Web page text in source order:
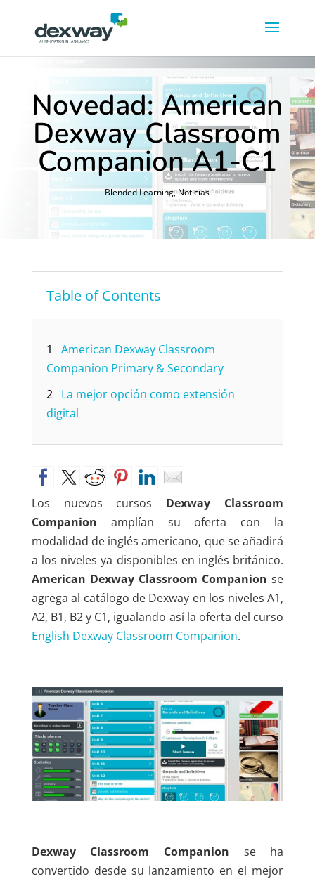
Novedad: American
Dexway Classroom
Companion A1-C1
Blended Learning,Noticias
Table of Contents
1
American Dexway Classroom
Companion Primary & Secondary
2
La mejor opción como extensión
digital
Los nuevos cursos Dexway Classroom
Companion amplían su oferta con la
modalidad de inglés americano, que se añadirá
a los niveles ya disponibles en inglés británico.
American Dexway Classroom Companion se
agrega al catálogo de Dexway en los niveles A1,
A2, B1, B2 y C1, igualando así la oferta del curso
English Dexway Classroom Companion.
Dexway Classroom Companion se ha
convertido desde su lanzamiento en el mejor